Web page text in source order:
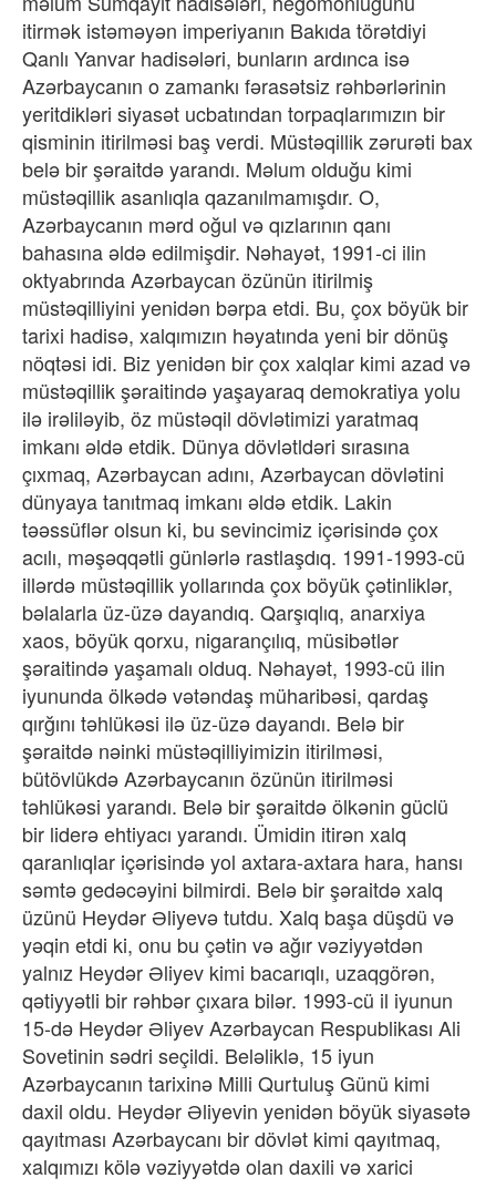
itirmək istəməyən imperiyanın Bakıda törətdiyi
Qanlı Yanvar hadisələri, bunların ardınca isə
Azərbaycanın o zamankı fərasətsiz rəhbərlərinin
yeritdikləri siyasət ucbatından torpaqlarımızın bir
qisminin itirilməsi baş verdi. Müstəqillik zərurəti bax
belə bir şəraitdə yarandı. Məlum olduğu kimi
müstəqillik asanlıqla qazanılmamışdır. O,
Azərbaycanın mərd oğul və qızlarının qanı
bahasına əldə edilmişdir. Nəhayət, 1991-ci ilin
oktyabrında Azərbaycan özünün itirilmiş
müstəqilliyini yenidən bərpa etdi. Bu, çox böyük bir
tarixi hadisə, xalqımızın həyatında yeni bir dönüş
nöqtəsi idi. Biz yenidən bir çox xalqlar kimi azad və
müstəqillik şəraitində yaşayaraq demokratiya yolu
ilə irəliləyib, öz müstəqil dövlətimizi yaratmaq
imkanı əldə etdik. Dünya dövlətldəri sırasına
çıxmaq, Azərbaycan adını, Azərbaycan dövlətini
dünyaya tanıtmaq imkanı əldə etdik. Lakin
təəssüflər olsun ki, bu sevincimiz içərisində çox
acılı, məşəqqətli günlərlə rastlaşdıq. 1991-1993-cü
illərdə müstəqillik yollarında çox böyük çətinliklər,
bəlalarla üz-üzə dayandıq. Qarşıqlıq, anarxiya
xaos, böyük qorxu, nigarançılıq, müsibətlər
şəraitində yaşamalı olduq. Nəhayət, 1993-cü ilin
iyununda ölkədə vətəndaş müharibəsi, qardaş
qırğını təhlükəsi ilə üz-üzə dayandı. Belə bir
şəraitdə nəinki müstəqilliyimizin itirilməsi,
bütövlükdə Azərbaycanın özünün itirilməsi
təhlükəsi yarandı. Belə bir şəraitdə ölkənin güclü
bir liderə ehtiyacı yarandı. Ümidin itirən xalq
qaranlıqlar içərisində yol axtara-axtara hara, hansı
səmtə gedəcəyini bilmirdi. Belə bir şəraitdə xalq
üzünü Heydər Əliyevə tutdu. Xalq başa düşdü və
yəqin etdi ki, onu bu çətin və ağır vəziyyətdən
yalnız Heydər Əliyev kimi bacarıqlı, uzaqgörən,
qətiyyətli bir rəhbər çıxara bilər. 1993-cü il iyunun
15-də Heydər Əliyev Azərbaycan Respublikası Ali
Sovetinin sədri seçildi. Beləliklə, 15 iyun
Azərbaycanın tarixinə Milli Qurtuluş Günü kimi
daxil oldu. Heydər Əliyevin yenidən böyük siyasətə
qayıtması Azərbaycanı bir dövlət kimi qayıtmaq,
xalqımızı kölə vəziyyətdə olan daxili və xarici